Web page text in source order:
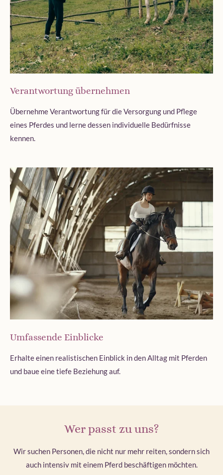
Verantwortung übernehmen
Übernehme Verantwortung für die Versorgung und Pflege
eines Pferdes und lerne dessen individuelle Bedürfnisse
kennen.
Umfassende Einblicke
Erhalte einen realistischen Einblick in den Alltag mit Pferden
und baue eine tiefe Beziehung auf.
Wer passt zu uns?
Wir suchen Personen, die nicht nur mehr reiten, sondern sich
auch intensiv mit einem Pferd beschäftigen möchten.